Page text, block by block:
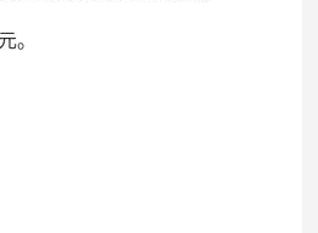
。